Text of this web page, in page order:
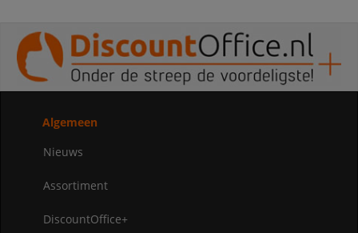
Algemeen
Nieuws
Assortiment
DiscountOffice+